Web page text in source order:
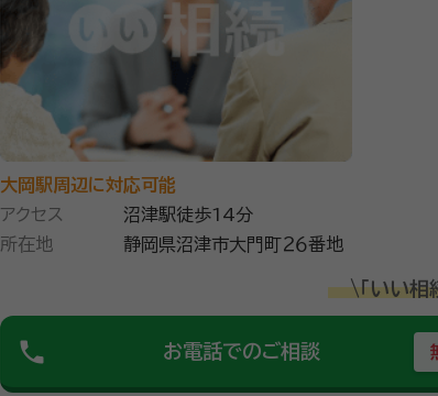
大岡駅周辺に対応可能
アクセス
沼津駅徒歩14分
所在地
静岡県沼津市大門町２６番地
\「いい相
phone お電話でのご相談